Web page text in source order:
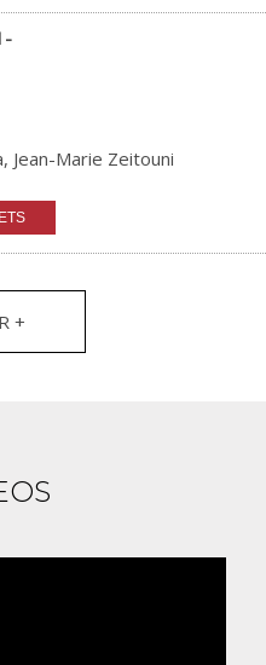
Jean-Marie Zeitouni
+